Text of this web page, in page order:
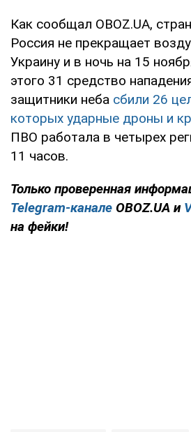
Как сообщал OBOZ.UA,
Россия не прекращает
Украину и в ночь на 15
этого 31 средство
защитники неба сбили 26
которых ударные дроны и
ПВО работала в четырех
11 часов.
Только проверенная
Telegram-канале OBOZ.UA и
на фейки!